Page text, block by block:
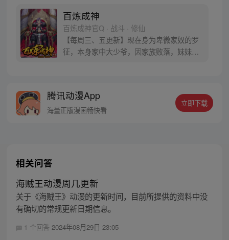
百炼成神
百炼成神官Q · 战斗 · 修仙
【每周三、五更新】现在身为卑微家奴的罗
征，本身家中大少爷，因家族败落，妹妹被
后的神秘力量到底是什么？参与周边活动请
加QQ粉丝群，关注微信公众号燃哉家族
腾讯动漫App
海量正版漫画畅快看
立即下载
相关问答
海贼王动漫周几更新
关于《海贼王》动漫的更新时间，目前所提供的资料中没
有确切的常规更新日期信息。
1 个回答 2024年08月29日 23:05